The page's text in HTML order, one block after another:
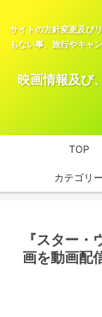
サイトの方針変更及び
もない事、旅行やキャ
映画情報及び
TOP
カテゴリー
『スター
画を動画配